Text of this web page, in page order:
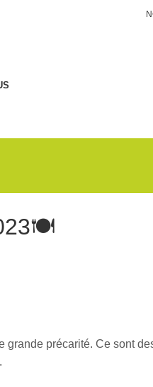
précarité. Ce sont